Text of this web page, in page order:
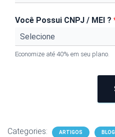
Você Possui CNPJ / MEI ?
Economize até 40% em seu plano.
Categories: ARTIGOS BLOG